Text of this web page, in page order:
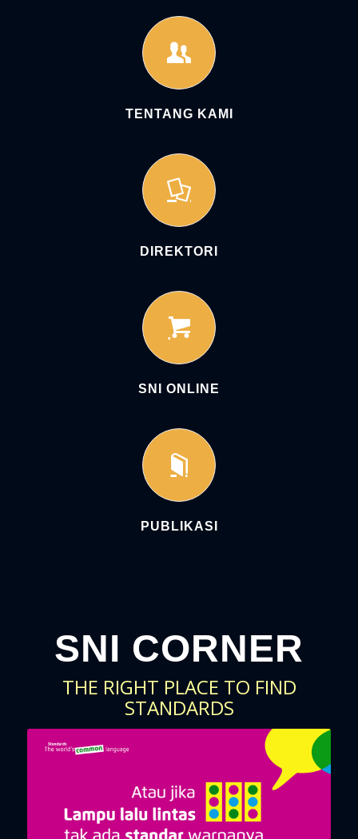
TENTANG KAMI
DIREKTORI
SNI ONLINE
PUBLIKASI
SNI CORNER
THE RIGHT PLACE TO FIND
STANDARDS